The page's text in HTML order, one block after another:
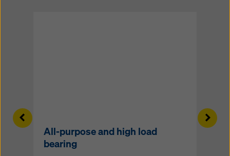
All-purpose and high load
bearing
Left Right